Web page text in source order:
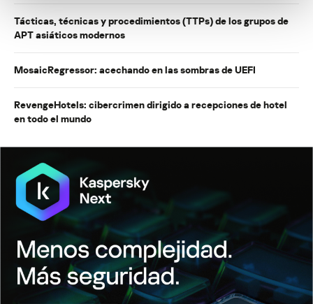
Tácticas, técnicas y procedimientos (TTPs) de los grupos de
APT asiáticos modernos
MosaicRegressor: acechando en las sombras de UEFI
RevengeHotels: cibercrimen dirigido a recepciones de hotel
en todo el mundo